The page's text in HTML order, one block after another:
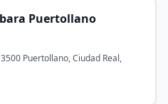
Puertollano
Puertollano, Ciudad Real,